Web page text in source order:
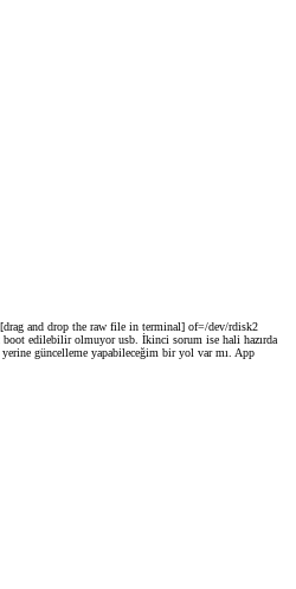
and drop the raw file in terminal] of=/dev/rdisk2
edilebilir olmuyor usb. İkinci sorum ise hali hazırda
güncelleme yapabileceğim bir yol var mı. App